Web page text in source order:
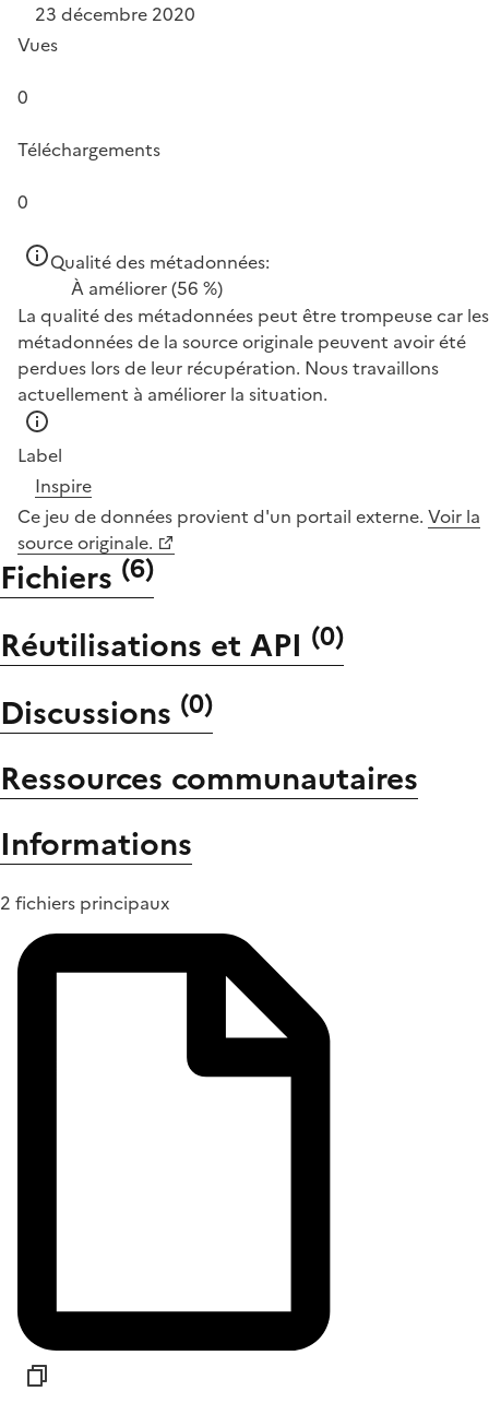
23 décembre 2020
Vues
0
Téléchargements
0
Qualité des métadonnées:
À améliorer(56 %)
La qualité des métadonnées peut être trompeuse car les
métadonnées de la source originale peuvent avoir été
perdues lors de leur récupération. Nous travaillons
actuellement à améliorer la situation.
Label
Inspire
Ce jeu de données provient d'un portail externe. Voir la
source originale.
Fichiers (6)
Réutilisations et API (0)
Discussions (0)
Ressources communautaires
Informations
2 fichiers principaux